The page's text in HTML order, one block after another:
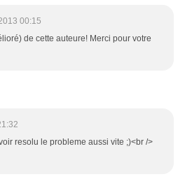
00:15
de cette auteure! Merci pour votre
resolu le probleme aussi vite ;)<br />